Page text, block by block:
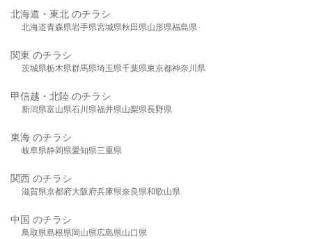
北海道・東北 のチラシ
北海道青森県岩手県宮城県秋田県山形県福島県
関東 のチラシ
茨城県栃木県群馬県埼玉県千葉県東京都神奈川県
甲信越・北陸 のチラシ
新潟県富山県石川県福井県山梨県長野県
東海 のチラシ
岐阜県静岡県愛知県三重県
関西 のチラシ
滋賀県京都府大阪府兵庫県奈良県和歌山県
中国 のチラシ
鳥取県島根県岡山県広島県山口県